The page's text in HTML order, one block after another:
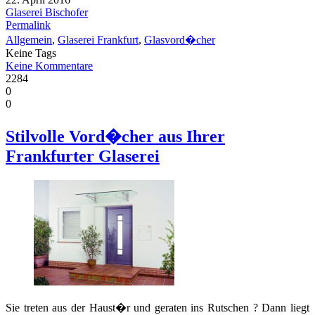
Glaserei Bischofer
Permalink
Allgemein, Glaserei Frankfurt, Glasvord�cher
Keine Tags
Keine Kommentare
2284
0
0
Stilvolle Vord�cher aus Ihrer
Frankfurter Glaserei
Sie treten aus der Haust�r und geraten ins Rutschen ? Dann liegt